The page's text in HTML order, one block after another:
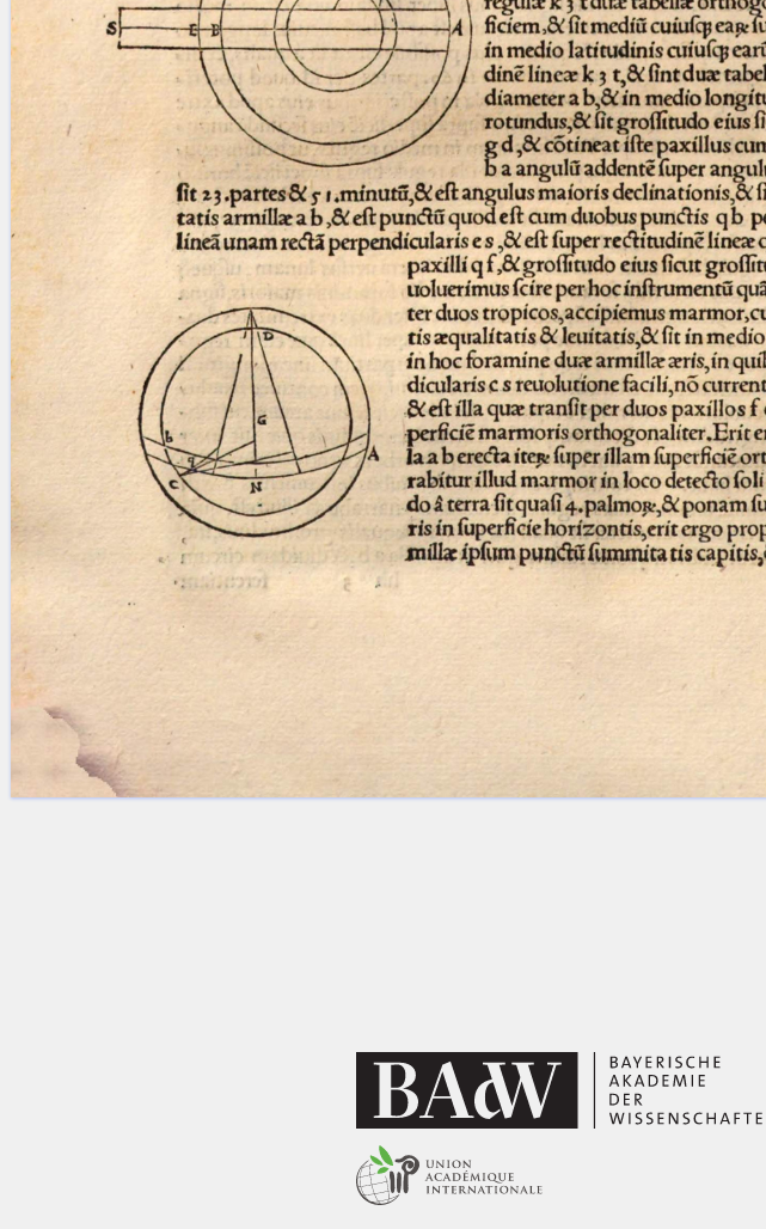
Texts
betaGlossary
Resources
Licenses· FAQ·Contact·
Impressum·Privacy· 2013
Print 🖨